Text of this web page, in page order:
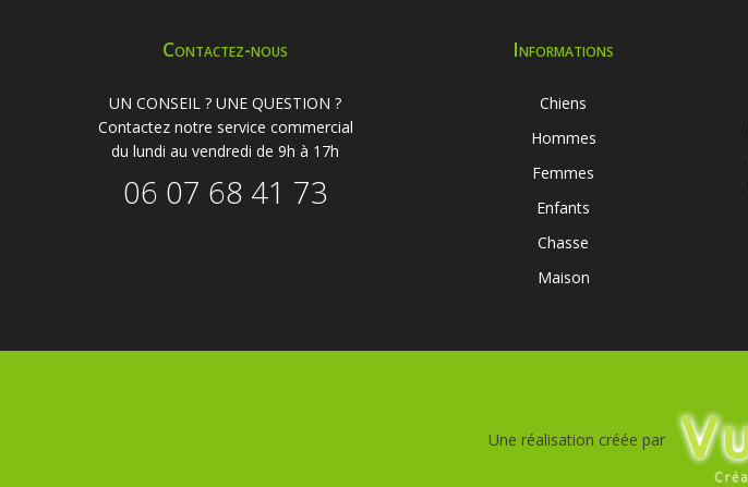
Contactez-nous
UN CONSEIL ? UNE QUESTION ?
Contactez notre service commercial
du lundi au vendredi de 9h à 17h
06 07 68 41 73
Informations
Chiens
Hommes
Femmes
Enfants
Chasse
Maison
Une réalisation créée par